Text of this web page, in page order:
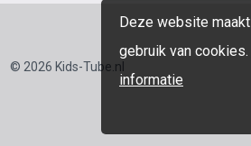
Deze website maakt
gebruik van cookies.
informatie
© 2026 Kids-Tube.nl